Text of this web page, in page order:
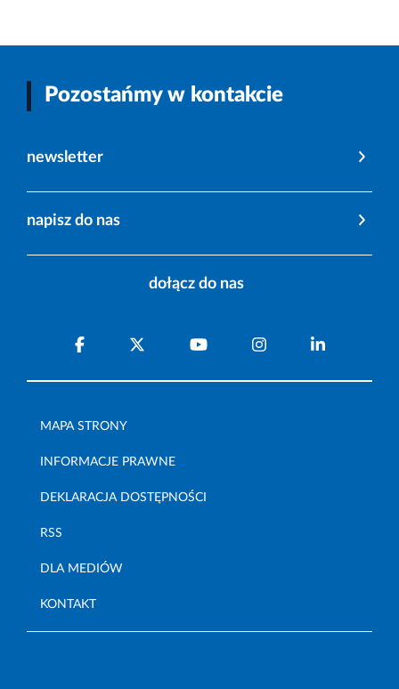
Pozostańmy w kontakcie
newsletter
napisz do nas
dołącz do nas
MAPA STRONY
INFORMACJE PRAWNE
DEKLARACJA DOSTĘPNOŚCI
RSS
DLA MEDIÓW
KONTAKT